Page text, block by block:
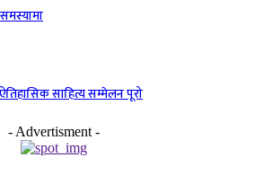
साहित्य सम्मेलन पूरो
- Advertisment -